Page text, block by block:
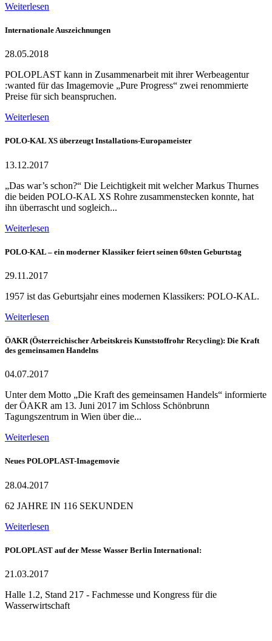
Weiterlesen
Internationale Auszeichnungen
28.05.2018
POLOPLAST kann in Zusammenarbeit mit ihrer Werbeagentur
:wanted für das Imagemovie „Pure Progress“ zwei renommierte
Preise für sich beanspruchen.
Weiterlesen
POLO-KAL XS überzeugt Installations-Europameister
13.12.2017
„Das war’s schon?“ Die Leichtigkeit mit welcher Markus Thurnes
die beiden POLO-KAL XS Rohre zusammenstecken konnte, hat
ihn überrascht und sogleich...
Weiterlesen
POLO-KAL – ein moderner Klassiker feiert seinen 60sten Geburtstag
29.11.2017
1957 ist das Geburtsjahr eines modernen Klassikers: POLO-KAL.
Weiterlesen
ÖAKR (Österreichischer Arbeitskreis Kunststoffrohr Recycling): Die Kraft
des gemeinsamen Handelns
04.07.2017
Unter dem Motto „Die Kraft des gemeinsamen Handels“ informierte
der ÖAKR am 13. Juni 2017 im Schloss Schönbrunn
Tagungszentrum in Wien über die...
Weiterlesen
Neues POLOPLAST-Imagemovie
28.04.2017
62 JAHRE IN 116 SEKUNDEN
Weiterlesen
POLOPLAST auf der Messe Wasser Berlin International:
21.03.2017
Halle 1.2, Stand 217 - Fachmesse und Kongress für die
Wasserwirtschaft